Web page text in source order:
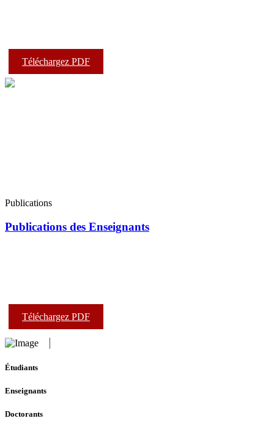
Téléchargez PDF
Publications
Publications des Enseignants
Téléchargez PDF
Étudiants
Enseignants
Doctorants